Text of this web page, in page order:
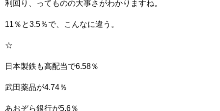
利回り、ってものの大事さがわかりますね。
11％と3.5％で、こんなに違う。
☆
日本製鉄も高配当で6.58％
武田薬品が4.74％
あおぞら銀行が5.6％